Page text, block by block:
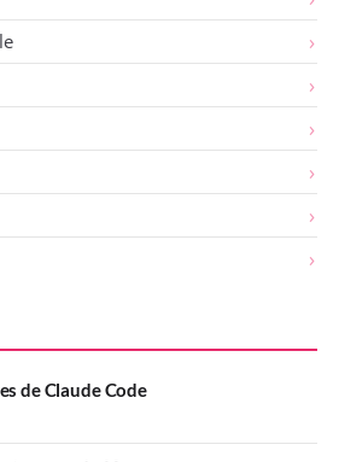
de Claude Code